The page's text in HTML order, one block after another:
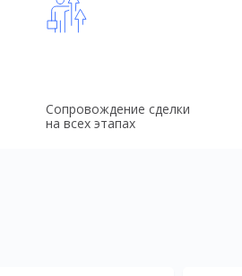
Сопровождение сделки
на всех этапах